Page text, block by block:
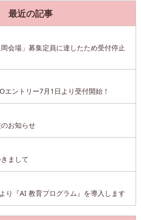
最近の記事
会場」募集定員に達したため受付停止
エントリー7月1日より受付開始！
お知らせ
まして
り『AI 教育プログラム』を導入します